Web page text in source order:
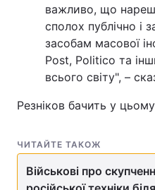
важливо, що
сполох публічно і
засобам масової
Post, Politico та
всього світу", –
Резніков бачить у
ЧИТАЙТЕ ТАКОЖ
Військові про